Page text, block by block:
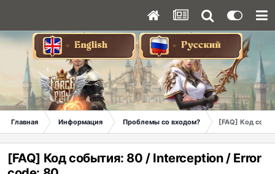
Главная Информация Проблемы со входом? [FAQ] Код
[FAQ] Код события: 80 / Interception / Error